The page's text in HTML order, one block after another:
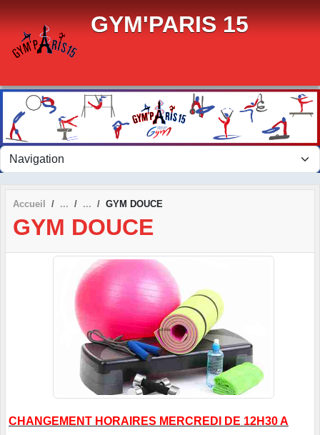
GYM'PARIS 15
Accueil GYM DOUCE
GYM DOUCE
CHANGEMENT HORAIRES MERCREDI DE 12H30 A